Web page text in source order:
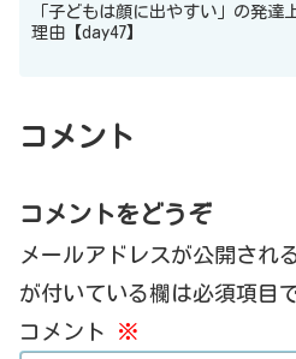
「子どもは顔に出やすい」の発達
理由【day47】
コメント
コメントをどうぞ
メールアドレスが公開され
が付いている欄は必須項目
コメント
※